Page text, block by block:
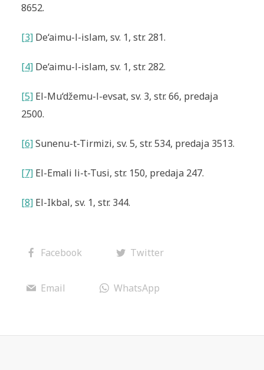
8652.
[3] De‘aimu-l-islam, sv. 1, str. 281.
[4] De‘aimu-l-islam, sv. 1, str. 282.
[5] El-Mu‘džemu-l-evsat, sv. 3, str. 66, predaja
2500.
[6]Sunenu-t-Tirmizi, sv. 5, str. 534, predaja 3513.
[7] El-Emali li-t-Tusi, str. 150, predaja 247.
[8] El-Ikbal, sv. 1, str. 344.
Facebook Twitter
Email WhatsApp